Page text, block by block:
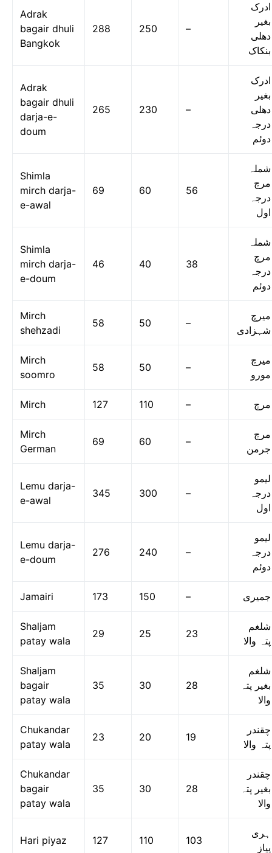
Adrak
bagair dhuli
Bangkok
288 250 –
ادرک
بغیر
دھلی
بنکاک
Adrak
bagair dhuli
darja-e-
doum
265 230 –
ادرک
بغیر
دھلی
درجہ
دوئم
Shimla
mirch darja-
e-awal
69 60 56
شملہ
مرچ
درجہ
اول
Shimla
mirch darja-
e-doum
46 40 38
شملہ
مرچ
درجہ
دوئم
Mirch
shehzadi
58 50 –
میرچ
شہزادی
Mirch
soomro
58 50 –
میرچ
مورو
Mirch 127 110 – مرچ
Mirch
German
69 60 –
مرچ
جرمن
Lemu darja-
e-awal
345 300 –
لیمو
درجہ
اول
Lemu darja-
e-doum
276 240 –
لیمو
درجہ
دوئم
Jamairi 173 150 – جمیری
Shaljam
patay wala
29 25 23
شلغم
پتہ والا
Shaljam
bagair
patay wala
35 30 28
شلغم
بغیر پتہ
والا
Chukandar
patay wala
23 20 19
چقندر
پتہ والا
Chukandar
bagair
patay wala
35 30 28
چقندر
بغیر پتہ
والا
Hari piyaz 127 110 103
ہری
پیاز